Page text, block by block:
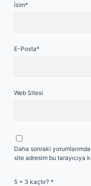
İsim*
E-Posta*
Web Sitesi
Daha sonraki
site adresim bu tarayıcıya
5 + 3 kaçtır? *